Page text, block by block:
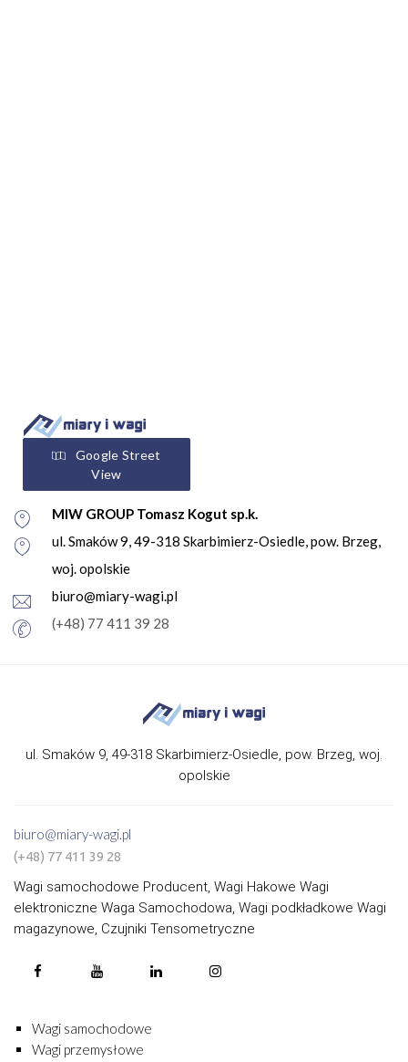
Google Street
View
MIW GROUP Tomasz Kogut sp.k.
ul. Smaków 9, 49-318 Skarbimierz-Osiedle, pow. Brzeg,
woj. opolskie
biuro@miary-wagi.pl
(+48) 77 411 39 28
ul. Smaków 9, 49-318 Skarbimierz-Osiedle, pow. Brzeg, woj.
opolskie
biuro@miary-wagi.pl
(+48) 77 411 39 28
Wagi samochodowe Producent, Wagi Hakowe Wagi
elektroniczne Waga Samochodowa, Wagi podkładkowe Wagi
magazynowe, Czujniki Tensometryczne
Wagi samochodowe
Wagi przemysłowe